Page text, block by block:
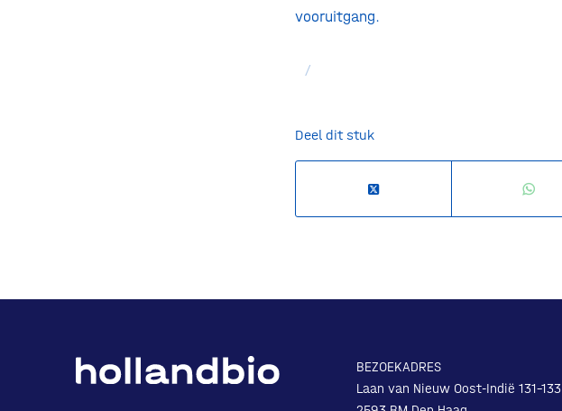
vooruitgang.
/
Deel dit stuk
BEZOEKADRES
Laan van Nieuw Oost-Indië 131-133